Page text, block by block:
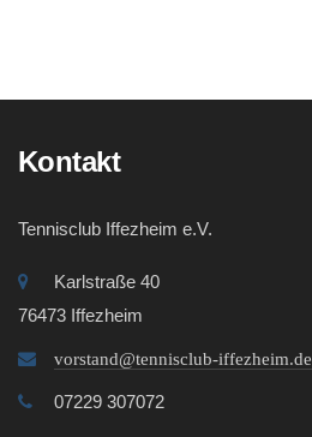
Kontakt
Tennisclub Iffezheim e.V.
Karlstraße 40
76473 Iffezheim
vorstand@tennisclub-iffezheim.de
07229 307072